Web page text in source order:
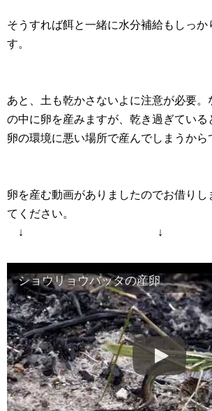
そうすれば餌と一緒に水分補給もしっか
す。
あと、土も乾かさないよに注意が必要。
の中に卵を産みますが、乾き過ぎている
卵の環境に悪い場所で産んでしまうから
卵を産む動画がありましたのでお借りし
てください。
↓ ↓
ショウリョウバッタの産卵